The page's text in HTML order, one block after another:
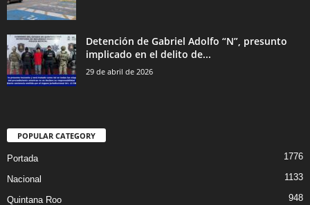
Detención de Gabriel Adolfo “N”, presunto
implicado en el delito de...
29 de abril de 2026
POPULAR CATEGORY
Portada 1776
Nacional 1133
Quintana Roo 948